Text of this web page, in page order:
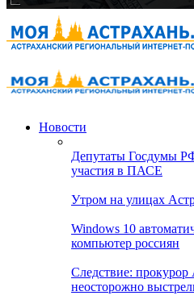
Новости
Депутаты Госдумы
участия в ПАСЕ
Утром на улицах
Windows 10
компьютер россиян
Следствие: прокурор
неосторожно